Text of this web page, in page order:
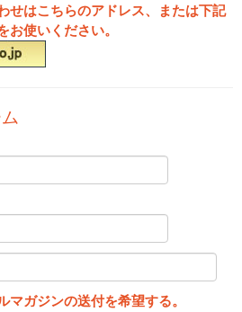
せはこちらのアドレス、または下記
使いください。
ガジンの送付を希望する。